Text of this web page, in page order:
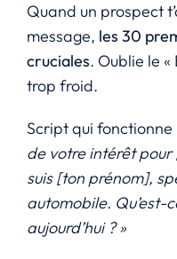
Quand un prospect
message, les 30
cruciales. Oublie le «
trop froid.
Script qui fonctionne
de votre intérêt
suis [ton prénom],
automobile. Qu’est-
aujourd’hui ? »